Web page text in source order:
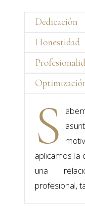
Dedicación
Honestidad
S
aplicamos la
una
profesional,